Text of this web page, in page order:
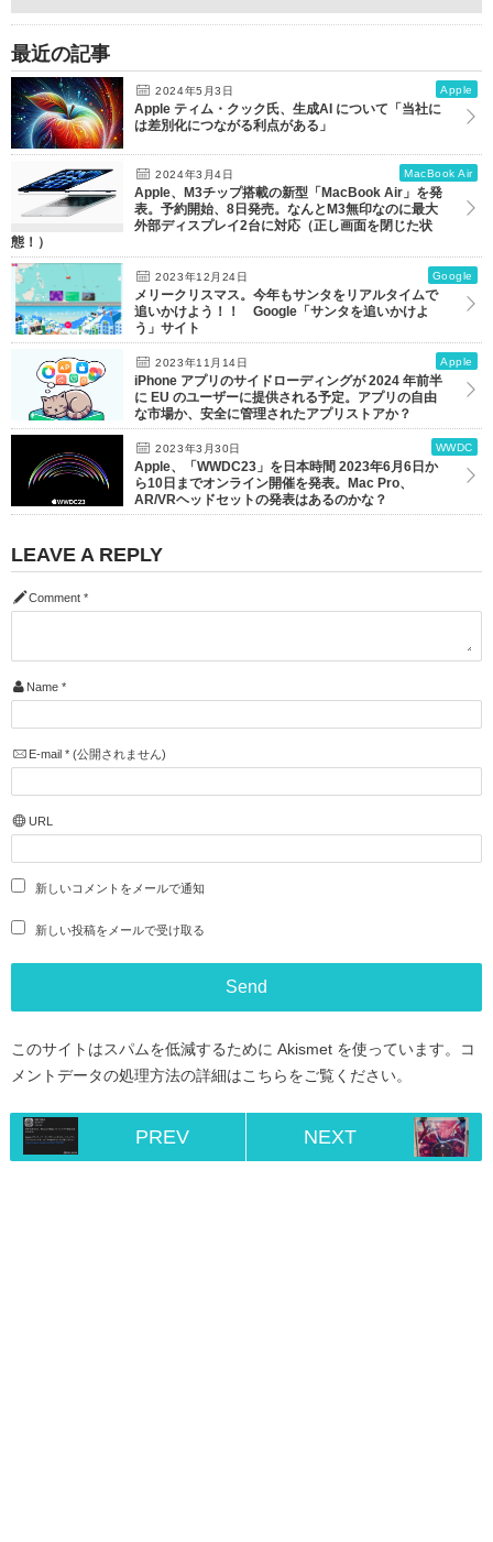
最近の記事
2024年5月3日 Apple
Apple ティム・クック氏、生成AI について「当社に
は差別化につながる利点がある」
2024年3月4日 MacBook Air
Apple、M3チップ搭載の新型「MacBook Air」を発
表。予約開始、8日発売。なんとM3無印なのに最大
外部ディスプレイ2台に対応（正し画面を閉じた状
態！）
2023年12月24日 Google
メリークリスマス。今年もサンタをリアルタイムで
追いかけよう！！ Google「サンタを追いかけよ
う」サイト
2023年11月14日 Apple
iPhone アプリのサイドローディングが 2024 年前半
に EU のユーザーに提供される予定。アプリの自由
な市場か、安全に管理されたアプリストアか？
2023年3月30日 WWDC
Apple、「WWDC23」を日本時間 2023年6月6日か
ら10日までオンライン開催を発表。Mac Pro、
AR/VRヘッドセットの発表はあるのかな？
LEAVE A REPLY
Comment *
Name *
E-mail *(公開されません)
URL
新しいコメントをメールで通知
新しい投稿をメールで受け取る
このサイトはスパムを低減するために Akismet を使っています。
コ
メントデータの処理方法の詳細はこちらをご覧ください。
PREV NEXT